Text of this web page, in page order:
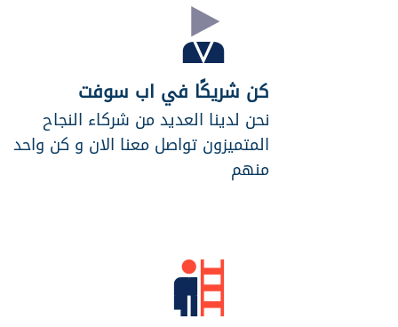
كن شريكًا في اب سوفت
نحن لدينا العديد من شركاء النجاح
المتميزون تواصل معنا الان و كن واحد
منهم